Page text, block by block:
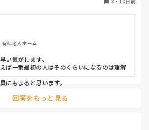
有料老人ホーム
い気がします。
ば一番最初の人はそのくらいになるのは理解
にもよると思います。
回答をもっと見る